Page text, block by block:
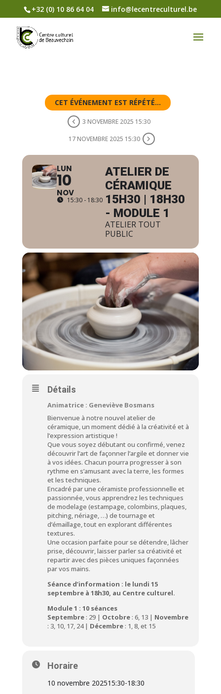
+32 (0) 10 86 64 04 info@lecentreculturel.be
CET ÉVÉNEMENT EST RÉPÉTÉ...
3 NOVEMBRE 2025 15:30
17 NOVEMBRE 2025 15:30
LUN
10
NOV
15:30 - 18:30
ATELIER DE
CÉRAMIQUE
15H30 | 18H30
- MODULE 1
ATELIER TOUT
PUBLIC
Détails
Animatrice : Geneviève Bosmans
Bienvenue à notre nouvel atelier de
céramique, un moment dédié à la créativité et à
l’expression artistique !
Que vous soyez débutant ou confirmé, venez
découvrir l’art de façonner l’argile et donner vie
à vos idées. Chacun pourra progresser à son
rythme en s’amusant avec la terre, les formes
et les techniques.
Encadré par une céramiste professionnelle et
passionnée, vous apprendrez les techniques
de modelage (estampage, colombins, plaques,
pitching, nériage, …) de tournage et
d’émaillage, tout en explorant différentes
textures.
Une occasion parfaite pour se détendre, lâcher
prise, découvrir, laisser parler sa créativité et
repartir avec des pièces uniques façonnées
par vos mains.
Séance d’information : le lundi 15
septembre à 18h30, au Centre culturel.
Module 1 : 10 séances
Septembre: 29 | Octobre: 6, 13 | Novembre
: 3, 10, 17, 24 | Décembre: 1, 8, et 15
Horaire
10 novembre 202515:30-18:30